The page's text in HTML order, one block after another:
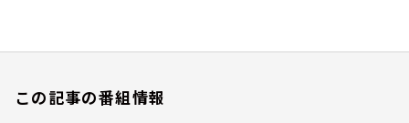
この記事の番組情報